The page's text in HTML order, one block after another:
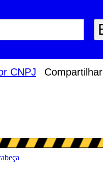
CNPJ Compartilhar